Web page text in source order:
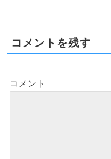
コメントを残す
コメント